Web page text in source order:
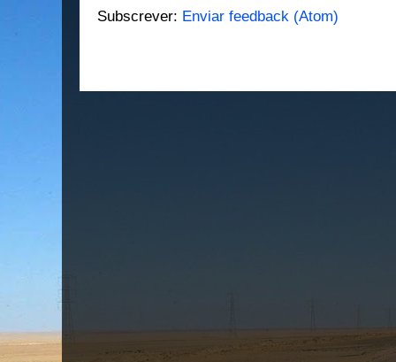
Subscrever: Enviar feedback (Atom)